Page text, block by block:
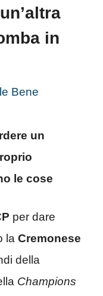
in
Bene
un
le cose
per dare
la Cremonese
della
Champions